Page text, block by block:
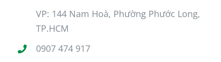
VP: 144 Nam Hoà, Phường Phước Long,
TP.HCM
0907 474 917